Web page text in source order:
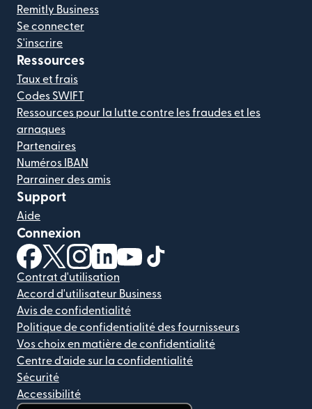
Remitly Business
Se connecter
S'inscrire
Ressources
Taux et frais
Codes SWIFT
Ressources pour la lutte contre les fraudes et les
arnaques
Partenaires
Numéros IBAN
Parrainer des amis
Support
Aide
Connexion
(s'ouvre dans une nouvelle fenêtre)
(s'ouvre dans une nouvelle fenêtre)
(s'ouvre dans une nouvelle fenêtre)
(s'ouvre dans une nouvelle fenêtre)
(s'ouvre dans une nouvelle
Contrat d'utilisation
Accord d'utilisateur Business
Avis de confidentialité
Politique de confidentialité des fournisseurs
Vos choix en matière de confidentialité
Centre d'aide sur la confidentialité
Sécurité
Accessibilité